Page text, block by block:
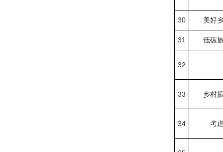
30 美好
31 低碳
32
33 乡村
34 考